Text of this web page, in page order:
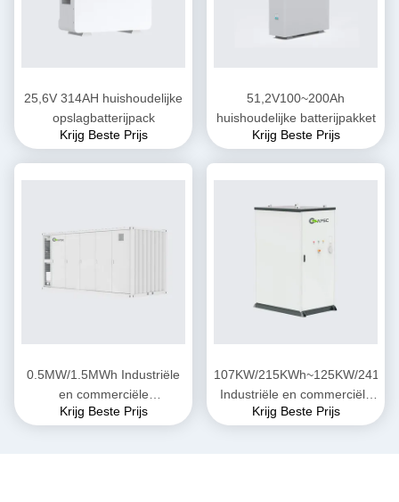
25,6V 314AH huishoudelijke
opslagbatterijpack
Krijg Beste Prijs
51,2V100~200Ah
huishoudelijke batterijpakket
Krijg Beste Prijs
0.5MW/1.5MWh Industriële
en commerciële
energieopslag
Krijg Beste Prijs
107KW/215KWh~125KW/
Industriële en commerciële
energieopslag
Krijg Beste Prijs